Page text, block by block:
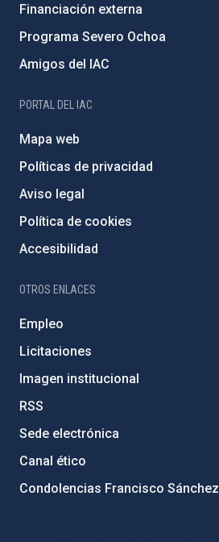
Financiación externa
Programa Severo Ochoa
Amigos del IAC
PORTAL DEL IAC
Mapa web
Políticas de privacidad
Aviso legal
Política de cookies
Accesibilidad
OTROS ENLACES
Empleo
Licitaciones
Imagen institucional
RSS
Sede electrónica
Canal ético
Condolencias Francisco Sánchez